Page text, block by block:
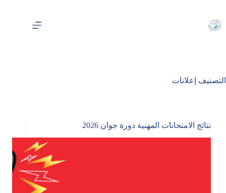
المحتوى
التصنيف إعلانات
نتائج الامتحانات المهنية دورة جوان 2026